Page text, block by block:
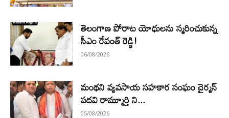
తెలంగాణ పోరాట యోధులను స్మరించుకున్న
సీఎం రేవంత్ రెడ్డి!
06/08/2026
మంథని వ్యవసాయ సహకార సంఘం చైర్మన్
పదవి రామ్మూర్తి ని...
05/08/2026